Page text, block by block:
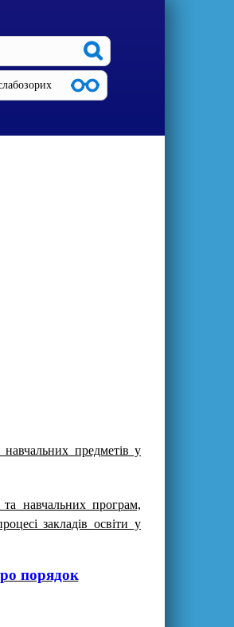
навчальних предметів у
та навчальних програм,
закладівосвіти у
порядок